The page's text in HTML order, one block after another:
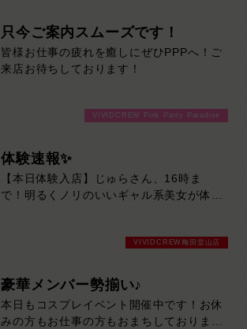
只今ご案内スムーズです！
皆様お仕事の疲れを癒しにぜひPPPへ！ご
来店お待ちしております！
VIVIDCREW Pink Party Paradise
体験速報✨
【本日体験入店】じゅらさん、16時ま
で！明るくノリのいいギャル系美女が体験
顔。そのギャップからあふれる色っぽさは
る、じゅらさんとの時間をお見逃しなく。
本日16時までの限定出勤です！
VIVIDCREW梅田堂山店
豪華メンバー勢揃い♪
本日もコスプレイベント開催中です！お休
みの方もお仕事の方もおまちしております